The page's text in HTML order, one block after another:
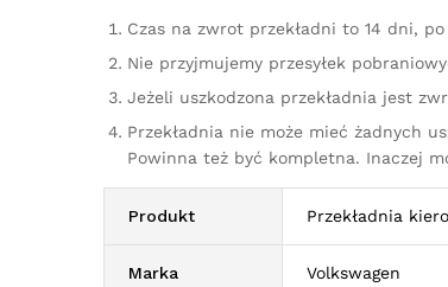
Czas na zwrot przekładni to 14 dni,
Nie przyjmujemy przesyłek
Jeżeli uszkodzona przekładnia jest
Przekładnia nie może mieć żadnych
Powinna też być kompletna. Inaczej
Produkt Przekładnia
Marka Volkswagen